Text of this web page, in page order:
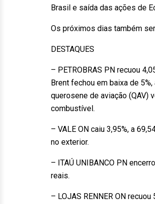
Brasil e saída das ações de
Os próximos dias também
DESTAQUES
– PETROBRAS PN recuou
Brent fechou em baixa de
querosene de aviação (QAV)
combustível.
– VALE ON caiu 3,95%, a
no exterior.
– ITAÚ UNIBANCO PN
reais.
– LOJAS RENNER ON